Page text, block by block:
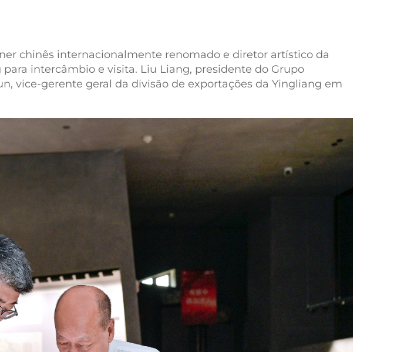
chinês internacionalmente renomado e diretor artístico da
intercâmbio e visita. Liu Liang, presidente do Grupo
vice-gerente geral da divisão de exportações da Yingliang em